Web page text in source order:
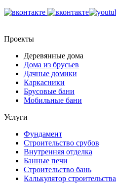
Проекты
Деревянные дома
Дома из брусьев
Дачные домики
Каркасники
Брусовые бани
Мобильные бани
Услуги
Фундамент
Строительство срубов
Внутренняя отделка
Банные печи
Строительство бань
Калькулятор строительства